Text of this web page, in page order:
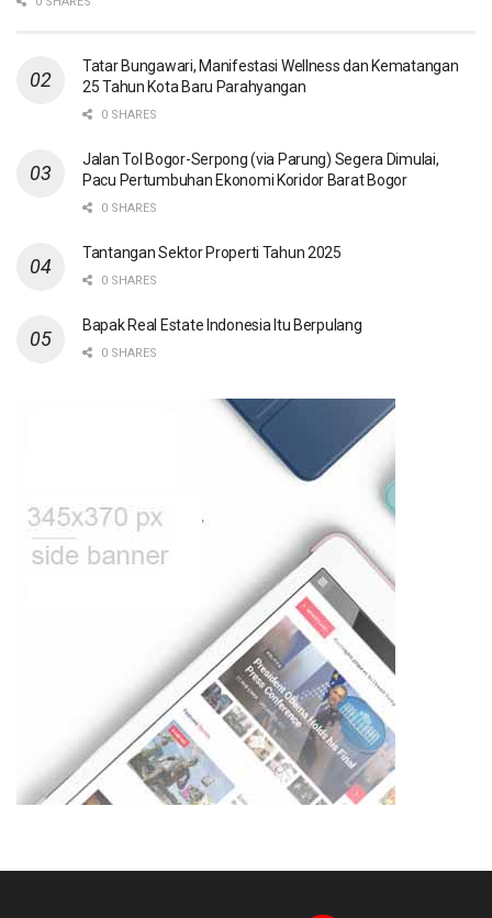
Tatar Bungawari, Manifestasi Wellness dan Kematangan
25 Tahun Kota Baru Parahyangan
0 SHARES
Jalan Tol Bogor-Serpong (via Parung) Segera Dimulai,
Pacu Pertumbuhan Ekonomi Koridor Barat Bogor
0 SHARES
Tantangan Sektor Properti Tahun 2025
0 SHARES
Bapak Real Estate Indonesia Itu Berpulang
0 SHARES